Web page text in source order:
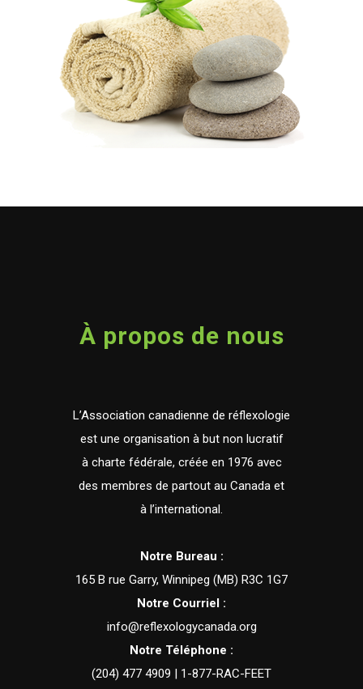
À propos de nous
L’Association canadienne de réflexologie
est une organisation à but non lucratif
à charte fédérale, créée en 1976 avec
des membres de partout au Canada et
à l’international.
Notre Bureau :
165 B rue Garry, Winnipeg (MB) R3C 1G7
Notre Courriel :
info@reflexologycanada.org
Notre Téléphone :
(204) 477 4909 | 1-877-RAC-FEET